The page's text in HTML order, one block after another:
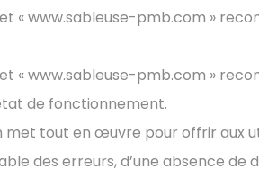
« www.sableuse-pmb.com »
« www.sableuse-pmb.com »
de fonctionnement.
tout en œuvre pour offrir aux
des erreurs, d’une absence